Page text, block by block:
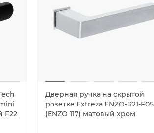
F22
Дверная ручка на скрытой
розетке Extreza ENZO-R21-F05
(ENZO 117) матовый хром